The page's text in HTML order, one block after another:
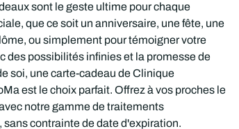
sont le geste ultime pour chaque
que ce soit un anniversaire, une fête, une
ou simplement pour témoigner votre
des possibilités infinies et la promesse de
soi, une carte-cadeau de Clinique
est le choix parfait. Offrez à vos proches le
notre gamme de traitements
sans contrainte de date d'expiration.